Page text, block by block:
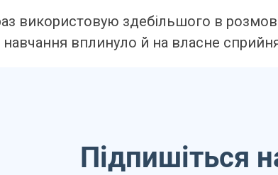
використовую здебільшого в
навчання вплинуло й на власне
Підпишіться